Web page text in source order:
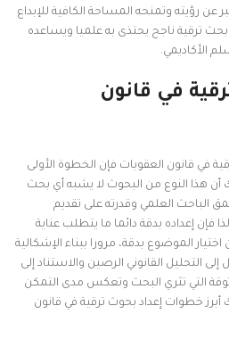
عن رؤيته وتمنحه المساحة الكافية للإبداع
ترقية ناجح يحتذى به علميا ويساعده
الأكاديمي.
في قانون
في قانون العقوبات فإن الخطوة الأولى
أن هذا النوع من البحوث لا يشبه أي بحث
الباحث العلمي وقدرته على تقديم
فإن إعداده بدقة دائما ما يتطلب عناية
الموضوع بدقة، مرورا ببناء الإشكالية
التحليل القانوني الرصين والاستناد إلى
التي تثري البحث وتعكس مدى التمكن
أبرز خطوات إعداد بحوث ترقية في قانون